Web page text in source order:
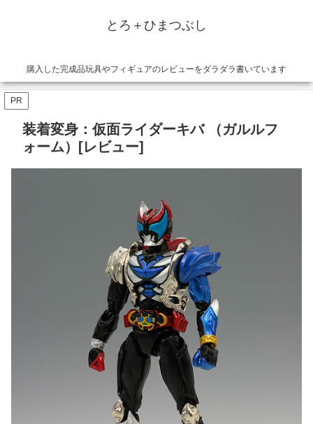
とろ＋ひまつぶし
購入した完成品玩具やフィギュアのレビューをダラダラ書いています
PR
装着変身：仮面ライダーキバ （ガルルフ
ォーム）[レビュー]